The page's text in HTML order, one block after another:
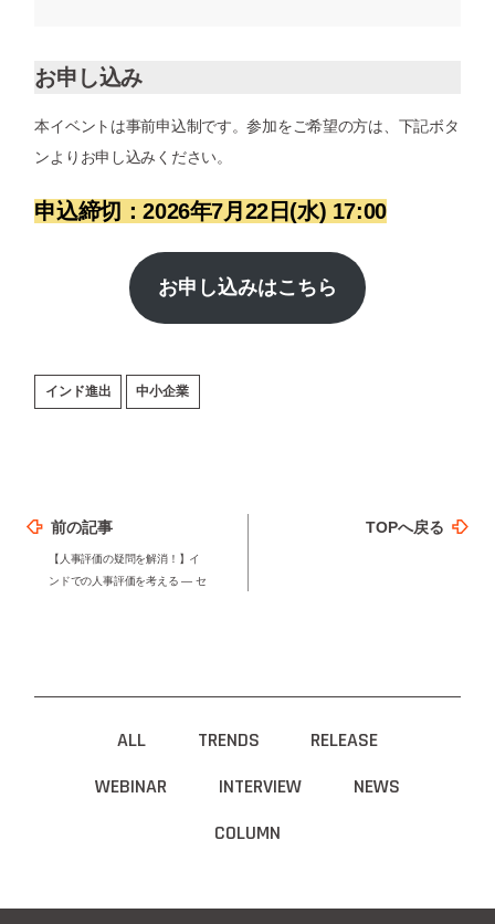
お申し込み
本イベントは事前申込制です。参加をご希望の方は、下記ボタ
ンよりお申し込みください。
申込締切：2026年7月22日(水) 17:00
お申し込みはこちら
インド進出 中小企業
前の記事
【人事評価の疑問を解消！】イ
ンドでの人事評価を考える ― セ
TOPへ戻る
ALL TRENDS
RELEASE
WEBINAR
INTERVIEW
NEWS
COLUMN